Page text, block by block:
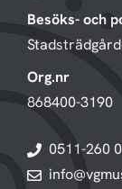
Besöks- och
Org.nr
868400-3190
0511-260